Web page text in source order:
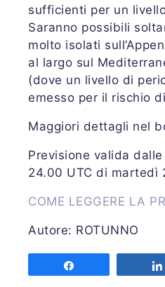
sufficienti per un
Saranno possibili
molto isolati
al largo sul
(dove un livello di
emesso per il rischio
Maggiori dettagli nel
Previsione valida
24.00 UTC di martedì
COME LEGGERE LA
Autore: ROTUNNO